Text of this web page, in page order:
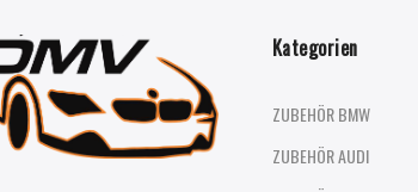
Kategorien
ZUBEHÖR BMW
ZUBEHÖR AUDI